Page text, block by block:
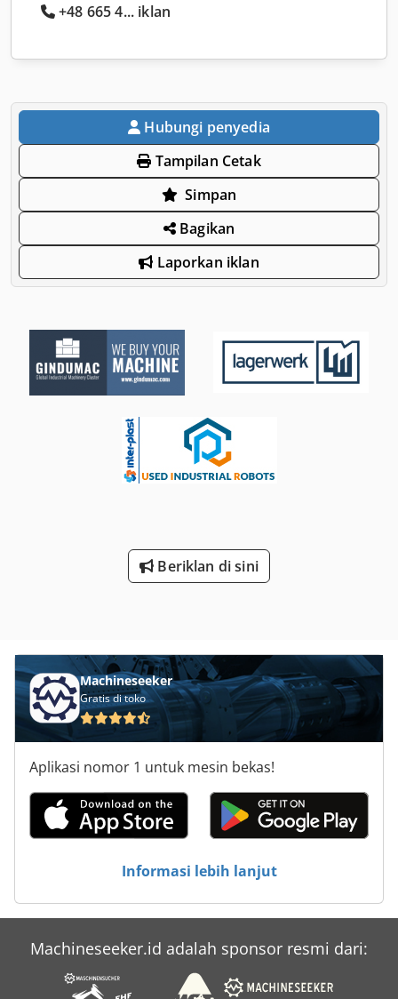
+48 665 4... iklan
Hubungi penyedia
Tampilan Cetak
Simpan
Bagikan
Laporkan iklan
Beriklan di sini
Machineseeker
Gratis di toko
Aplikasi nomor 1 untuk mesin bekas!
Informasi lebih lanjut
Machineseeker.id adalah sponsor resmi dari: